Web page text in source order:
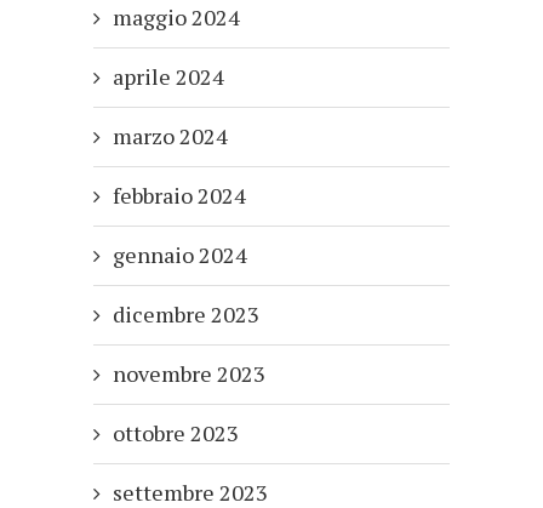
maggio 2024
aprile 2024
marzo 2024
febbraio 2024
gennaio 2024
dicembre 2023
novembre 2023
ottobre 2023
settembre 2023